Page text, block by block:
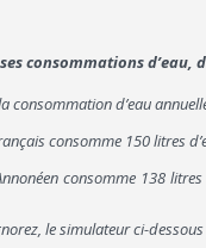
consommations d’eau,
consommation d’eau
consomme 150 litres
consomme 138
le simulateur ci-